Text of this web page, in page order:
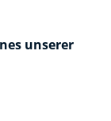
unserer